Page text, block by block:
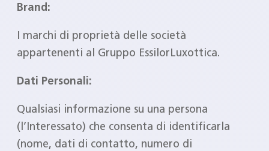
Brand:
I marchi di proprietà delle società
appartenenti al Gruppo EssilorLuxottica.
Dati Personali:
Qualsiasi informazione su una persona
(l’Interessato) che consenta di identificarla
(nome, dati di contatto, numero di